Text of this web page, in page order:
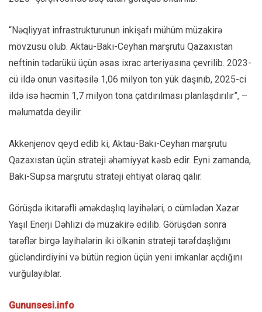
“Nəqliyyat infrastrukturunun inkişafı mühüm müzakirə
mövzusu olub. Aktau-Bakı-Ceyhan marşrutu Qazaxıstan
neftinin tədarükü üçün əsas ixrac arteriyasına çevrilib. 2023-
cü ildə onun vasitəsilə 1,06 milyon ton yük daşınıb, 2025-ci
ildə isə həcmin 1,7 milyon tona çatdırılması planlaşdırılır”, –
məlumatda deyilir.
Akkenjenov qeyd edib ki, Aktau-Bakı-Ceyhan marşrutu
Qazaxıstan üçün strateji əhəmiyyət kəsb edir. Eyni zamanda,
Bakı-Supsa marşrutu strateji ehtiyat olaraq qalır.
Görüşdə ikitərəfli əməkdaşlıq layihələri, o cümlədən Xəzər
Yaşıl Enerji Dəhlizi də müzakirə edilib. Görüşdən sonra
tərəflər birgə layihələrin iki ölkənin strateji tərəfdaşlığını
gücləndirdiyini və bütün region üçün yeni imkanlar açdığını
vurğulayıblar.
Gununsesi.info